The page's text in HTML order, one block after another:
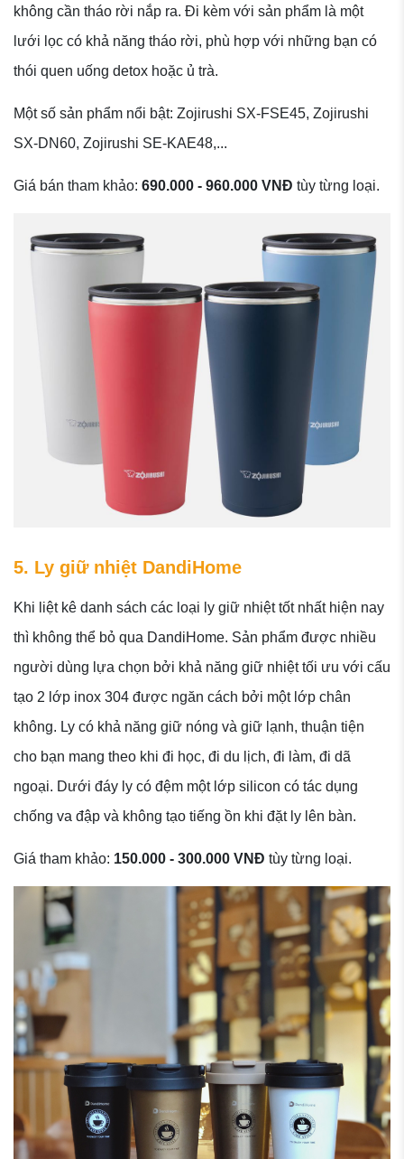
không cần tháo rời nắp ra. Đi kèm với sản phẩm là một
lưới lọc có khả năng tháo rời, phù hợp với những bạn có
thói quen uống detox hoặc ủ trà.
Một số sản phẩm nổi bật: Zojirushi SX-FSE45, Zojirushi
SX-DN60, Zojirushi SE-KAE48,...
Giá bán tham khảo: 690.000 - 960.000 VNĐ tùy từng loại.
5. Ly giữ nhiệt DandiHome
Khi liệt kê danh sách các loại ly giữ nhiệt tốt nhất hiện nay
thì không thể bỏ qua DandiHome. Sản phẩm được nhiều
người dùng lựa chọn bởi khả năng giữ nhiệt tối ưu với cấu
tạo 2 lớp inox 304 được ngăn cách bởi một lớp chân
không. Ly có khả năng giữ nóng và giữ lạnh, thuận tiện
cho bạn mang theo khi đi học, đi du lịch, đi làm, đi dã
ngoại. Dưới đáy ly có đệm một lớp silicon có tác dụng
chống va đập và không tạo tiếng ồn khi đặt ly lên bàn.
Giá tham khảo: 150.000 - 300.000 VNĐ tùy từng loại.